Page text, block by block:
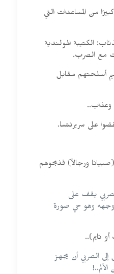
من المساعدات التي
الكتيبة الهولندية
مع الصرب.
أسلحتهم مقابل
وعذاب..
على سربرنتسا.
(صبيانا ورجالاً) فذبحوهم
يقف على
وجهه وهو حي صورة
تايم)..
الصربي أن يجهز